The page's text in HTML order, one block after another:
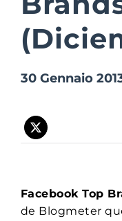
Suite Login
30 Gennaio
Facebook Top
de Blogmeter